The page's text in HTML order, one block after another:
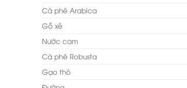
Cà phê Arabica
Gỗ xẻ
Nước cam
Cà phê Robusta
Gạo thô